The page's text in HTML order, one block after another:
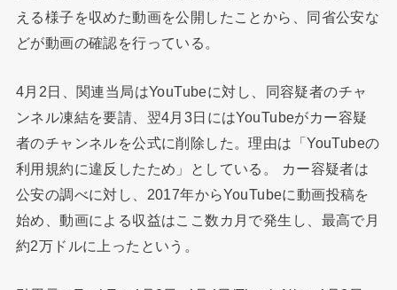
える様子を収めた動画を公開したことから、同省公安な
どが動画の確認を行っている。
4月2日、関連当局はYouTubeに対し、同容疑者のチャ
ンネル凍結を要請、翌4月3日にはYouTubeがカー容疑
者のチャンネルを公式に削除した。理由は「YouTubeの
利用規約に違反したため」としている。 カー容疑者は
公安の調べに対し、2017年からYouTubeに動画投稿を
始め、動画による収益はここ数カ月で発生し、最高で月
約2万ドルに上ったという。